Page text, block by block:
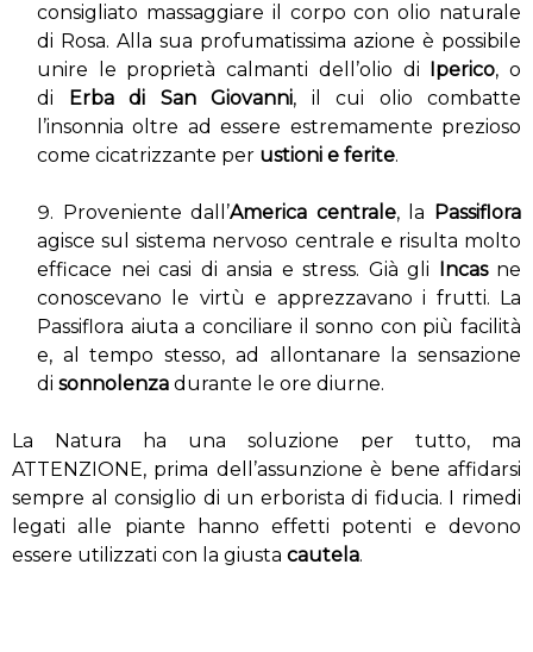
consigliato massaggiare il corpo con olio naturale
di Rosa. Alla sua profumatissima azione è possibile
unire le proprietà calmanti dell’olio di Iperico, o
di
Erba di San Giovanni, il cui olio combatte
l’insonnia oltre ad essere estremamente prezioso
come cicatrizzante per ustioni e ferite.
Proveniente dall’America centrale, la Passiflora
agisce sul sistema nervoso centrale e risulta molto
efficace nei casi di ansia e stress. Già gli Incasne
conoscevano le virtù e apprezzavano i frutti. La
Passiflora aiuta a conciliare il sonno con più facilità
e, al tempo stesso, ad allontanare la sensazione
di sonnolenza durante le ore diurne.
La Natura ha una soluzione per tutto, ma
ATTENZIONE, prima dell’assunzione è bene affidarsi
sempre al consiglio di un erborista di fiducia. I rimedi
legati alle piante hanno effetti potenti e devono
essere utilizzati con la giusta cautela.